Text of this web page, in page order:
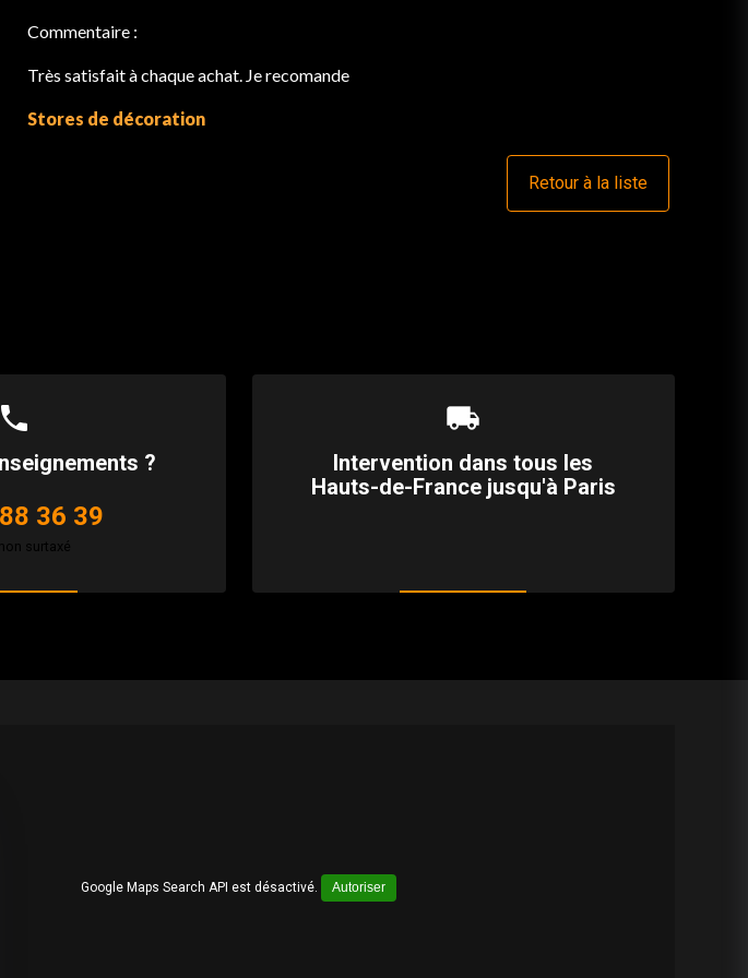
Commentaire :
Très satisfait à chaque achat. Je recomande
Stores de décoration
Retour à la liste
phone
?
36 39
surtaxé
local_shipping
Intervention dans tous les
Hauts-de-France jusqu'à Paris
Google Maps Search API est désactivé. Autoriser